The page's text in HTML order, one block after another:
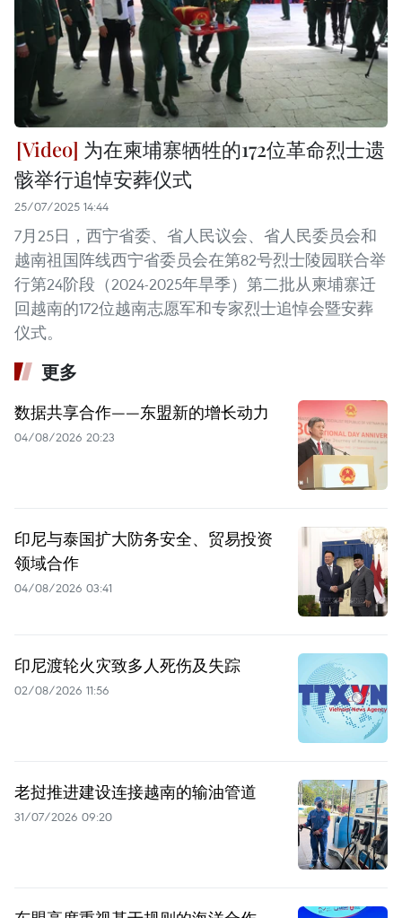
为在柬埔寨牺牲的172位革命烈士遗
骸举行追悼安葬仪式
25/07/2025 14:44
7月25日，西宁省委、省人民议会、省人民委员会和
越南祖国阵线西宁省委员会在第82号烈士陵园联合举
行第24阶段（2024-2025年旱季）第二批从柬埔寨迁
回越南的172位越南志愿军和专家烈士追悼会暨安葬
仪式。
更多
数据共享合作——东盟新的增长动力
04/08/2026 20:23
印尼与泰国扩大防务安全、贸易投资
领域合作
04/08/2026 03:41
印尼渡轮火灾致多人死伤及失踪
02/08/2026 11:56
老挝推进建设连接越南的输油管道
31/07/2026 09:20